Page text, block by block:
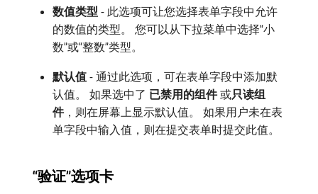
数值类型 - 此选项可让您选择表单字段中允许
的数值的类型。 您可以从下拉菜单中选择“小
数”或“整数”类型。
默认值 - 通过此选项，可在表单字段中添加默
认值。 如果选中了​ 已禁用的组件​或​只读组
件，则在屏幕上显示默认值。 如果用户未在表
单字段中输入值，则在提交表单时提交此值。
“验证”选项卡